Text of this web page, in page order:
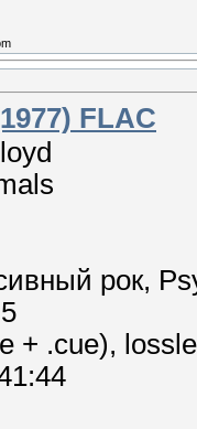
FLAC
рок,
5
+ .cue),